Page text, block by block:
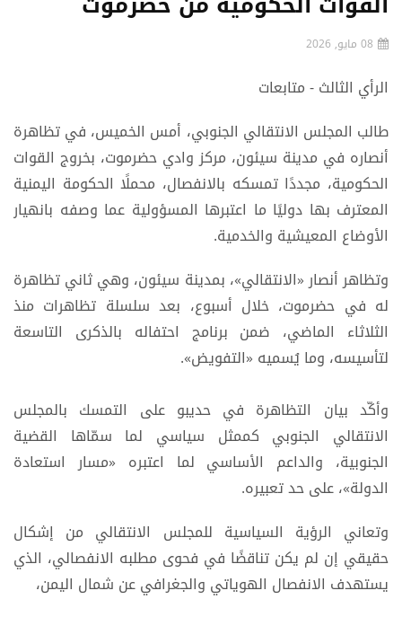
08 مايو, 2026
الرأي الثالث - متابعات
طالب المجلس الانتقالي الجنوبي، أمس الخميس، في تظاهرة
أنصاره في مدينة سيئون، مركز وادي حضرموت، بخروج القوات
الحكومية، مجددًا تمسكه بالانفصال، محملًا الحكومة اليمنية
المعترف بها دوليًا ما اعتبرها المسؤولية عما وصفه بانهيار
الأوضاع المعيشية والخدمية.
وتظاهر أنصار «الانتقالي»، بمدينة سيئون، وهي ثاني تظاهرة
له في حضرموت، خلال أسبوع، بعد سلسلة تظاهرات منذ
الثلاثاء الماضي، ضمن برنامج احتفاله بالذكرى التاسعة
لتأسيسه، وما يُسميه «التفويض».
وأكّد بيان التظاهرة في حديبو على التمسك بالمجلس
الانتقالي الجنوبي كممثل سياسي لما سمّاها القضية
الجنوبية، والداعم الأساسي لما اعتبره «مسار استعادة
الدولة»، على حد تعبيره.
وتعاني الرؤية السياسية للمجلس الانتقالي من إشكال
حقيقي إن لم يكن تناقضًا في فحوى مطلبه الانفصالي، الذي
يستهدف الانفصال الهوياتي والجغرافي عن شمال اليمن،